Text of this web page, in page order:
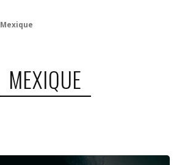
Mexique
MEXIQUE